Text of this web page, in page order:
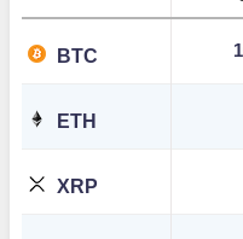
BTC
ETH
XRP